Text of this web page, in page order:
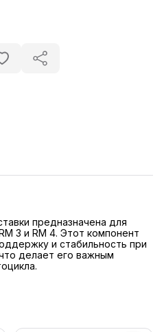
предназначена для
3 и RM 4. Этот компонент
и стабильность при
делает его важным